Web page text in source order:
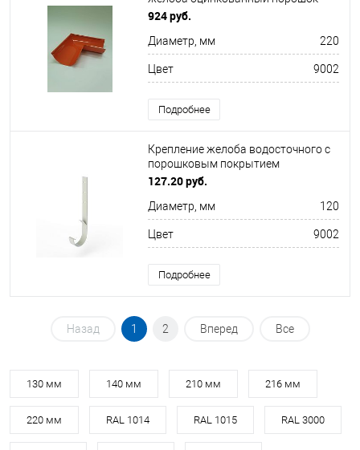
ф220х400х400мм RAL 9002
924 руб.
Диаметр, мм 220
Цвет 9002
Подробнее
Крепление желоба водосточного c
порошковым покрытием
ф120x350мм RAL 9002
127.20 руб.
Диаметр, мм 120
Цвет 9002
Подробнее
Назад 1 2 Вперед Все
130 мм 140 мм 210 мм 216 мм
220 мм RAL 1014 RAL 1015 RAL 3000